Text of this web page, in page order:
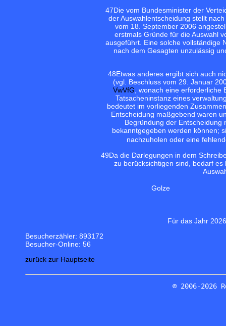
47Die vom Bundesminister der
der Auswahlentscheidung stellt
vom 18. September 2006
erstmals Gründe für die Auswahl
ausgeführt. Eine solche vollständige
nach dem Gesagten unzulässig
48Etwas anderes ergibt sich auch
(vgl. Beschluss vom 29. Januar
VwVfG, wonach eine erforderliche
Tatsacheninstanz eines
bedeutet im vorliegenden
Entscheidung maßgebend waren
Begründung der
bekanntgegeben werden können;
nachzuholen oder eine
49Da die Darlegungen in dem
zu berücksichtigen sind, bedarf
Golze
Für das Jahr
Besucherzähler: 893172
Besucher-Online: 56
zurück zur Hauptseite
© 2006-2026